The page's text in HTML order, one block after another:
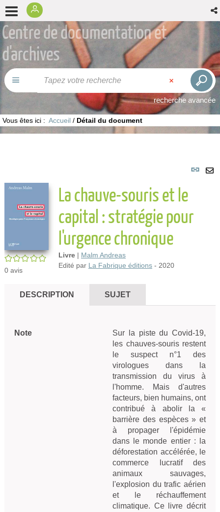
Centre de documentation et
d'archives
recherche avancée
Vous êtes ici : Accueil / Détail du document
/5
0 avis
La chauve-souris et le
capital : stratégie pour
l'urgence chronique
Livre | Malm Andreas
Edité par La Fabrique éditions - 2020
DESCRIPTION SUJET
Note
Sur la piste du Covid-19,
les chauves-souris restent
le suspect n°1 des
virologues dans la
transmission du virus à
l'homme. Mais d'autres
facteurs, bien humains, ont
contribué à abolir la «
barrière des espèces » et
à propager l'épidémie
dans le monde entier : la
déforestation accélérée, le
commerce lucratif des
animaux sauvages,
l'explosion du trafic aérien
et le réchauffement
climatique. Ce livre décrit